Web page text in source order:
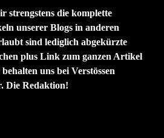
strengstens die komplette
unserer Blogs in anderen
sind lediglich abgekürzte
plus Link zum ganzen Artikel
uns bei Verstössen
Die Redaktion!